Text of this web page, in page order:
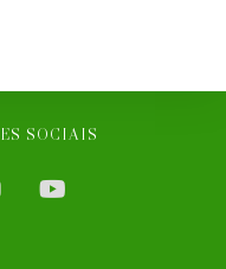
SOCIAIS